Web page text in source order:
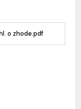
o zhode.pdf